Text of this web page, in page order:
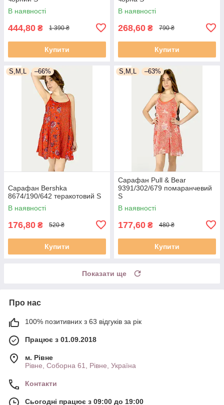
В наявності
444,80 ₴ 1 390 ₴
Купити
В наявності
268,60 ₴ 790 ₴
Купити
S,M,L –66%
Сарафан Bershka
8674/190/642 теракотовий S
В наявності
176,80 ₴ 520 ₴
Купити
S,M,L –63%
Сарафан Pull & Bear
9391/302/679 помаранчевий
S
В наявності
177,60 ₴ 480 ₴
Купити
Показати ще
Про нас
100% позитивних з 63 відгуків за рік
Працює з 01.09.2018
м. Рівне
Рівне, Соборна 61, Рівне, Україна
Контакти
Сьогодні працює з 09:00 до 19:00